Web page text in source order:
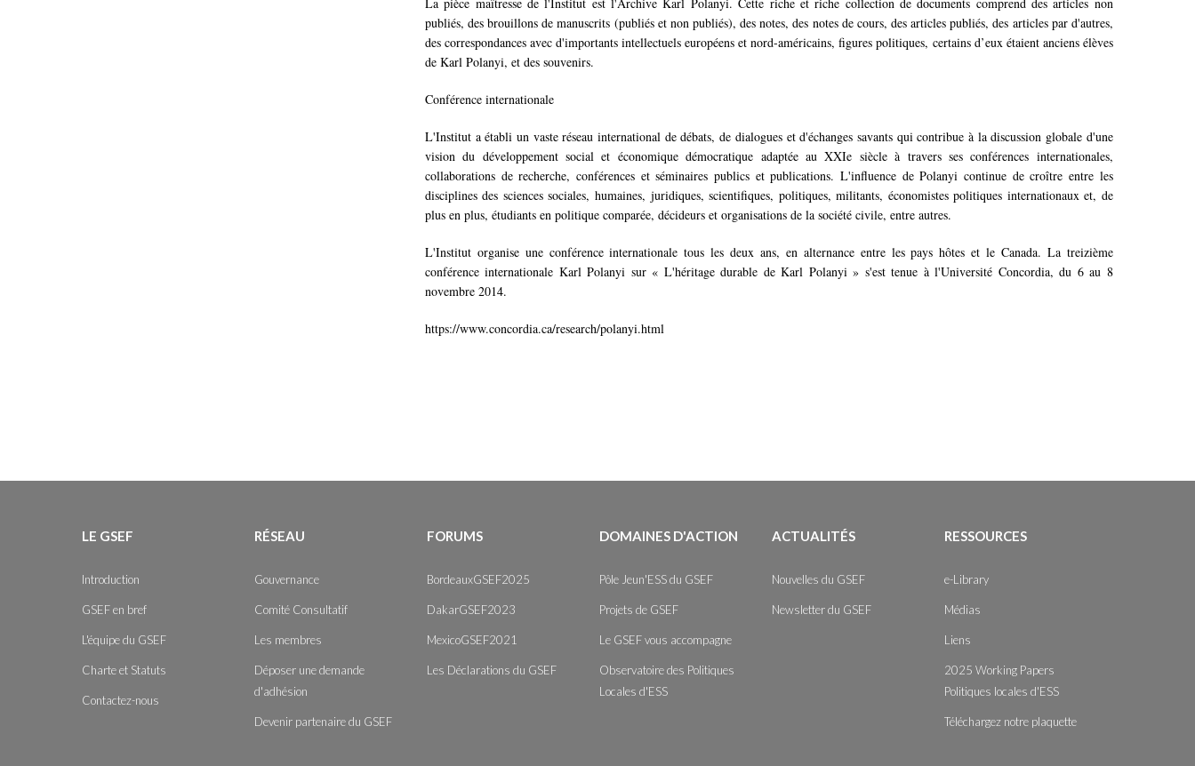
publiés, des brouillons de manuscrits (publiés et non publiés), des notes, des notes de cours, des articles publiés, des articles par d'autres,
des correspondances avec d'importants intellectuels européens et nord-américains, figures politiques, certains d’eux étaient anciens élèves
de Karl Polanyi, et des souvenirs.
Conférence internationale
L'Institut a établi un vaste réseau international de débats, de dialogues et d'échanges savants qui contribue à la discussion globale d'une
vision du développement social et économique démocratique adaptée au XXIe siècle à travers ses conférences internationales,
collaborations de recherche, conférences et séminaires publics et publications. L'influence de Polanyi continue de croître entre les
disciplines des sciences sociales, humaines, juridiques, scientifiques, politiques, militants, économistes politiques internationaux et, de
plus en plus, étudiants en politique comparée, décideurs et organisations de la société civile, entre autres.
L'Institut organise une conférence internationale tous les deux ans, en alternance entre les pays hôtes et le Canada. La treizième
conférence internationale Karl Polanyi sur « L'héritage durable de Karl Polanyi » s'est tenue à l'Université Concordia, du 6 au 8
novembre 2014.
https://www.concordia.ca/research/polanyi.html
LE GSEF
Introduction
GSEF en bref
L'équipe du GSEF
Charte et Statuts
Contactez-nous
RÉSEAU
Gouvernance
Comité Consultatif
Les membres
Déposer une demande
d'adhésion
Devenir partenaire du GSEF
FORUMS
BordeauxGSEF2025
DakarGSEF2023
MexicoGSEF2021
Les Déclarations du GSEF
DOMAINES D'ACTION
Pôle Jeun'ESS du GSEF
Projets de GSEF
Le GSEF vous accompagne
Observatoire des Politiques
Locales d'ESS
ACTUALITÉS
Nouvelles du GSEF
Newsletter du GSEF
RESSOURCES
e-Library
Médias
Liens
2025 Working Papers
Politiques locales d'ESS
Téléchargez notre plaquette